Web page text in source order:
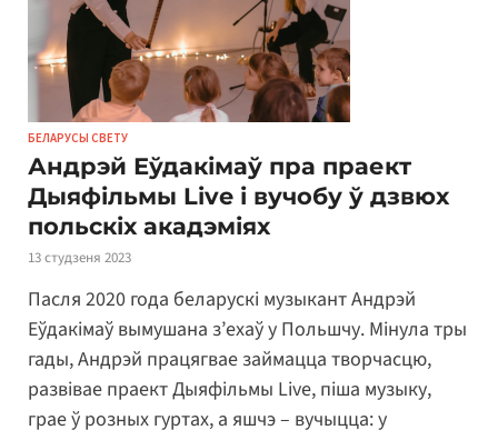
БЕЛАРУСЫ СВЕТУ
Андрэй Еўдакімаў пра праект
Дыяфільмы Live і вучобу ў дзвюх
польскіх акадэміях
13 студзеня 2023
Пасля 2020 года беларускі музыкант Андрэй
Еўдакімаў вымушана з’ехаў у Польшчу. Мінула тры
гады, Андрэй працягвае займацца творчасцю,
развівае праект Дыяфільмы Live, піша музыку,
грае ў розных гуртах, а яшчэ – вучыцца: у